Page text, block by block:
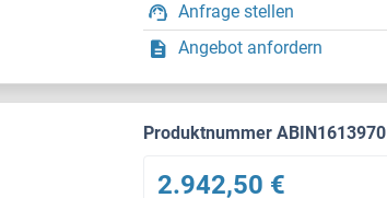
Anfrage stellen
Angebot anfordern
Produktnummer ABIN1613970
2.942,50 €